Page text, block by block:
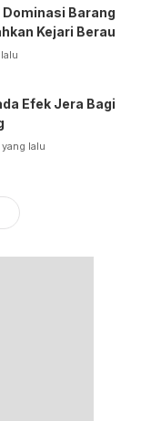
Barang
Kejari Berau
Efek Jera Bagi
lalu